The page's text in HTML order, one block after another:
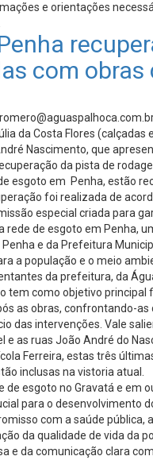
e orientações
com obras
da Costa Flores (calçadas
Nascimento, que
da pista de
esgoto em Penha, estão
foi realizada de
especial criada para
rede de esgoto em Penha,
e da Prefeitura
a população e o meio
da prefeitura, da
tem como objetivo principal
as obras, confrontando-as
das intervenções. Vale
e as ruas João André do
Ferreira, estas três
inclusas na vistoria atual.
de esgoto no Gravatá e em
para o desenvolvimento
com a saúde pública,
da qualidade de vida da
e da comunicação clara